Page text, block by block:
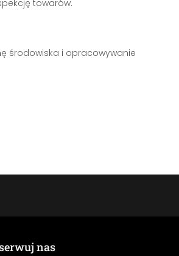
towarów.
środowiska i opracowywanie
nas